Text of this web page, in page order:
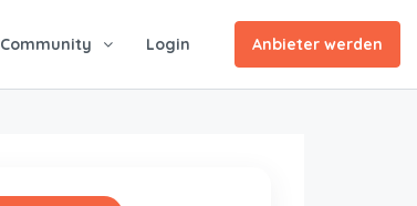
Community Login Anbieter werden